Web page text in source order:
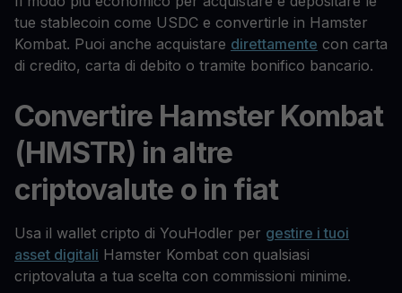
tue stablecoin come USDC e convertirle in Hamster
Kombat. Puoi anche acquistare direttamente con carta
di credito, carta di debito o tramite bonifico bancario.
Convertire Hamster Kombat
(HMSTR) in altre
criptovalute o in fiat
Usa il wallet cripto di YouHodler per gestire i tuoi
asset digitali Hamster Kombat con qualsiasi
criptovaluta a tua scelta con commissioni minime.